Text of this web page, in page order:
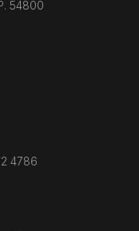
54800
4786